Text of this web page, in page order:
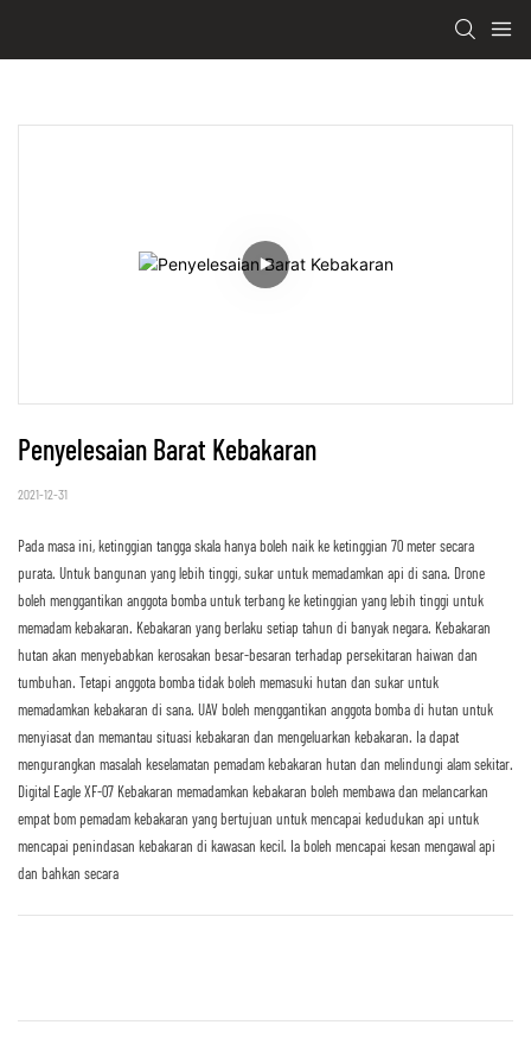
Penyelesaian Barat Kebakaran
2021-12-31
Pada masa ini, ketinggian tangga skala hanya boleh naik ke ketinggian 70 meter secara
purata. Untuk bangunan yang lebih tinggi, sukar untuk memadamkan api di sana. Drone
boleh menggantikan anggota bomba untuk terbang ke ketinggian yang lebih tinggi untuk
memadam kebakaran. Kebakaran yang berlaku setiap tahun di banyak negara. Kebakaran
hutan akan menyebabkan kerosakan besar-besaran terhadap persekitaran haiwan dan
tumbuhan. Tetapi anggota bomba tidak boleh memasuki hutan dan sukar untuk
memadamkan kebakaran di sana. UAV boleh menggantikan anggota bomba di hutan untuk
menyiasat dan memantau situasi kebakaran dan mengeluarkan kebakaran. Ia dapat
mengurangkan masalah keselamatan pemadam kebakaran hutan dan melindungi alam sekitar.
Digital Eagle XF-07 Kebakaran memadamkan kebakaran boleh membawa dan melancarkan
empat bom pemadam kebakaran yang bertujuan untuk mencapai kedudukan api untuk
mencapai penindasan kebakaran di kawasan kecil. Ia boleh mencapai kesan mengawal api
dan bahkan secara